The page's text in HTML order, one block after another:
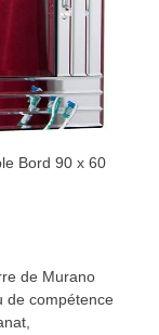
Bord 90 x 60
de Murano
de compétence